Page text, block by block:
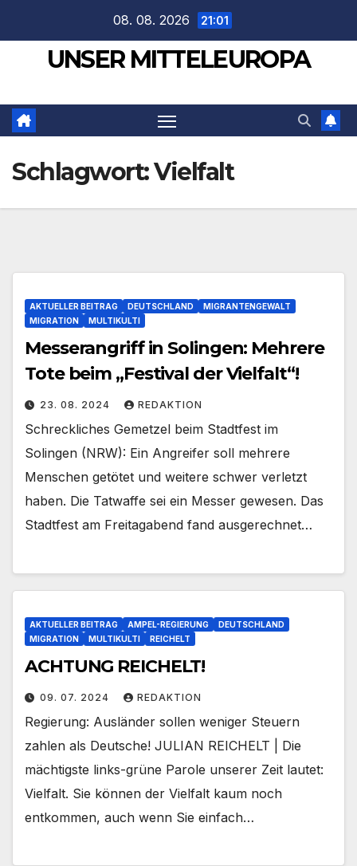
springen
08. 08. 2026 21:01
UNSER MITTELEUROPA
Schlagwort:Vielfalt
AKTUELLER BEITRAG DEUTSCHLAND
MIGRANTENGEWALT
MIGRATION
MULTIKULTI
Messerangriff in Solingen: Mehrere
Tote beim „Festival der Vielfalt“!
23. 08. 2024 REDAKTION
Schreckliches Gemetzel beim Stadtfest im
Solingen (NRW): Ein Angreifer soll mehrere
Menschen getötet und weitere schwer verletzt
haben. Die Tatwaffe sei ein Messer gewesen. Das
Stadtfest am Freitagabend fand ausgerechnet…
AKTUELLER BEITRAG AMPEL-REGIERUNG
DEUTSCHLAND
MIGRATION
MULTIKULTI REICHELT
ACHTUNG REICHELT!
09. 07. 2024 REDAKTION
Regierung: Ausländer sollen weniger Steuern
zahlen als Deutsche! JULIAN REICHELT | Die
mächtigste links-grüne Parole unserer Zeit lautet:
Vielfalt. Sie können der Vielfalt kaum noch
entkommen, auch wenn Sie einfach…